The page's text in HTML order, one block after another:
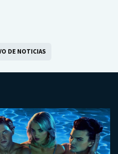
DE NOTICIAS